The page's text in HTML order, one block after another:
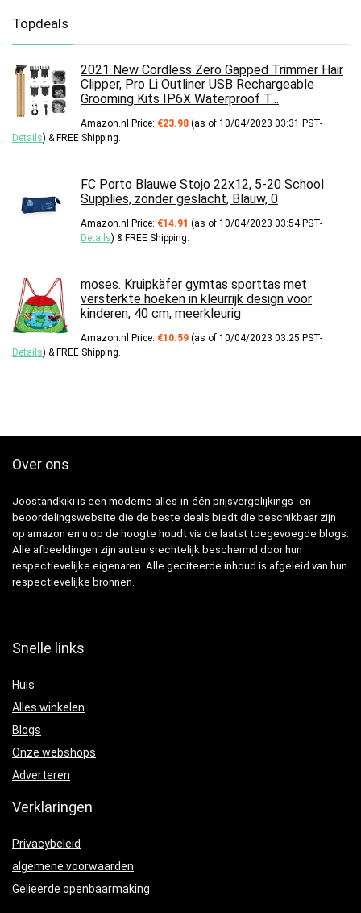
Topdeals
2021 New Cordless Zero Gapped Trimmer Hair
Clipper, Pro Li Outliner USB Rechargeable
Grooming Kits IP6X Waterproof T…
Amazon.nl Price: €23.98 (as of 10/04/2023 03:31 PST-
Details) & FREE Shipping.
FC Porto Blauwe Stojo 22x12, 5-20 School
Supplies, zonder geslacht, Blauw, 0
Amazon.nl Price: €14.91 (as of 10/04/2023 03:54 PST-
Details) & FREE Shipping.
moses. Kruipkäfer gymtas sporttas met
versterkte hoeken in kleurrijk design voor
kinderen, 40 cm, meerkleurig
Amazon.nl Price: €10.59 (as of 10/04/2023 03:25 PST-
Details) & FREE Shipping.
Over ons
Joostandkiki is een moderne alles-in-één prijsvergelijkings- en
beoordelingswebsite die de beste deals biedt die beschikbaar zijn
op amazon en u op de hoogte houdt via de laatst toegevoegde blogs.
Alle afbeeldingen zijn auteursrechtelijk beschermd door hun
respectievelijke eigenaren. Alle geciteerde inhoud is afgeleid van hun
respectievelijke bronnen.
Snelle links
Huis
Alles winkelen
Blogs
Onze webshops
Adverteren
Verklaringen
Privacybeleid
algemene voorwaarden
Gelieerde openbaarmaking